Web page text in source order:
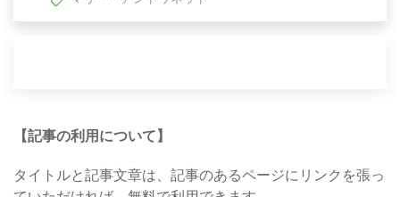
【記事の利用について】
タイトルと記事文章は、記事のあるページにリンクを張っ